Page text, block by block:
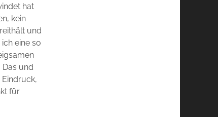
hat
kein
und
eine so
Das und
für